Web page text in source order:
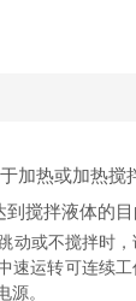
热或加热搅拌
到搅拌液体的
或不搅拌时，
速运转可连续
源。